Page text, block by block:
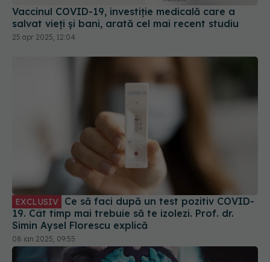
Vaccinul COVID-19, investiție medicală care a
salvat vieți și bani, arată cel mai recent studiu
25 apr 2025, 12:04
EXCLUSIV
19. Cât timp mai trebuie să te izolezi. Prof. dr.
Simin Aysel Florescu explică
08 ian 2025, 09:55